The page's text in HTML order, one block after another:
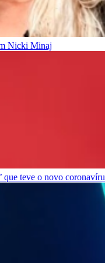
Nicki Minaj
que teve o novo